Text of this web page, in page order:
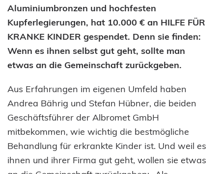
Aluminiumbronzen und hochfesten
Kupferlegierungen, hat 10.000 € an HILFE FÜR
KRANKE KINDER gespendet. Denn sie finden:
Wenn es ihnen selbst gut geht, sollte man
etwas an die Gemeinschaft zurückgeben.
Aus Erfahrungen im eigenen Umfeld haben
Andrea Bährig und Stefan Hübner, die beiden
Geschäftsführer der Albromet GmbH
mitbekommen, wie wichtig die bestmögliche
Behandlung für erkrankte Kinder ist. Und weil es
ihnen und ihrer Firma gut geht, wollen sie etwas